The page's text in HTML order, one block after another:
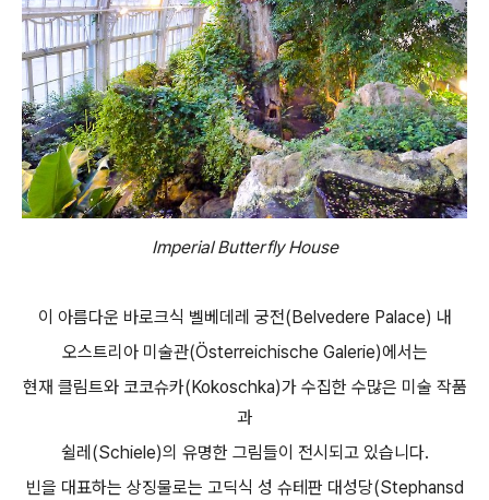
Imperial Butterfly House
이 아름다운 바로크식 벨베데레 궁전(Belvedere Palace) 내
오스트리아 미술관(Österreichische Galerie)에서는
현재 클림트와 코코슈카(Kokoschka)가 수집한 수많은 미술 작품
과
쉴레(Schiele)의 유명한 그림들이 전시되고 있습니다.
빈을 대표하는 상징물로는 고딕식 성 슈테판 대성당(Stephansd